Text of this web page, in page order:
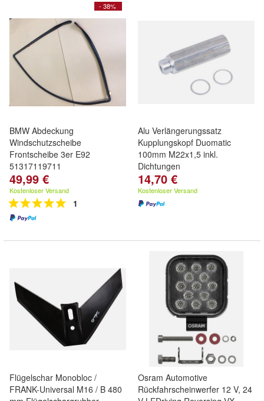
- 38%
BMW Abdeckung
Windschutzscheibe
Frontscheibe 3er E92
51317119711
49,99 €
Kostenloser Versand
1
Alu Verlängerungssatz
Kupplungskopf Duomatic
100mm M22x1,5 inkl.
Dichtungen
14,70 €
Kostenloser Versand
Flügelschar Monobloc /
FRANK-Universal M16 / B 480
Osram Automotive
Rückfahrscheinwerfer 12 V, 24